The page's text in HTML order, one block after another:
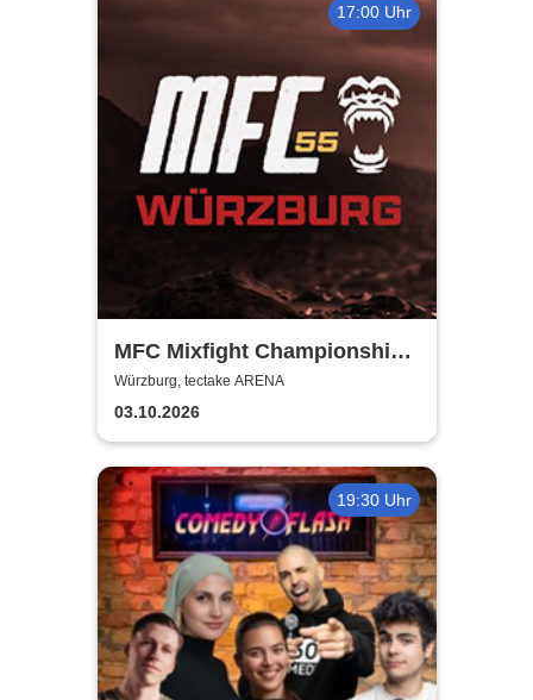
17:00 Uhr
MFC Mixfight Championship |
Würzburg
Würzburg, tectake ARENA
03.10.2026
19:30 Uhr